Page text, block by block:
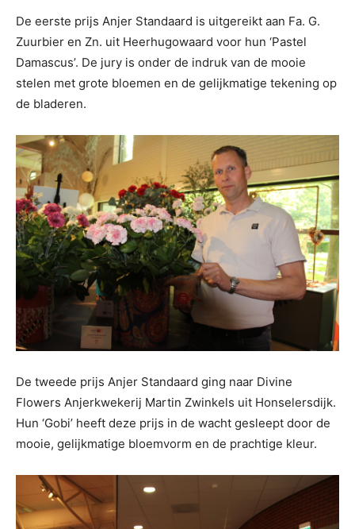
De eerste prijs Anjer Standaard is uitgereikt aan Fa. G.
Zuurbier en Zn. uit Heerhugowaard voor hun ‘Pastel
Damascus’. De jury is onder de indruk van de mooie
stelen met grote bloemen en de gelijkmatige tekening op
de bladeren.
De tweede prijs Anjer Standaard ging naar Divine
Flowers Anjerkwekerij Martin Zwinkels uit Honselersdijk.
Hun ‘Gobi’ heeft deze prijs in de wacht gesleept door de
mooie, gelijkmatige bloemvorm en de prachtige kleur.